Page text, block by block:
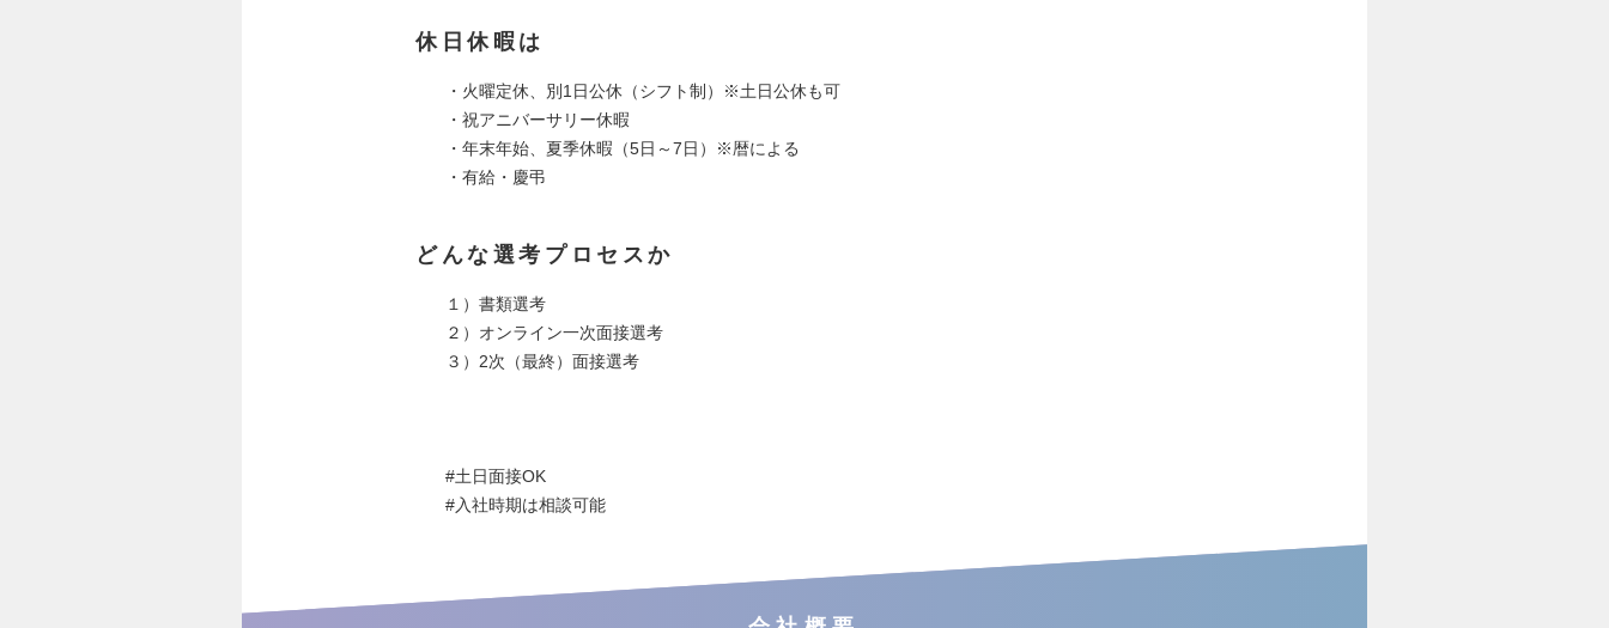
休日休暇は
・火曜定休、別1日公休（シフト制）※土日公休も可
・祝アニバーサリー休暇
・年末年始、夏季休暇（5日～7日）※暦による
・有給・慶弔
どんな選考プロセスか
１）書類選考
２）オンライン一次面接選考
３）2次（最終）面接選考
#土日面接OK
#入社時期は相談可能